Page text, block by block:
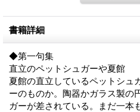
書籍詳細
◆第一句集
直立のペットシュガーや夏館
夏館の直立しているペットシュ
ーのものか。陶器かガラス製の
ガーが差されている。まだ一本